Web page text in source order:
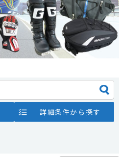
詳細条件から探す